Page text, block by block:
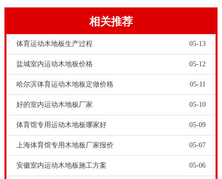
艺，多方位的服务项目，使**品牌体育竞赛木地板在冲
击性消化率、规范竖直形变、相对性竖直形变、翻转荷
载、球的反跳率和滚动摩擦指数六大性能参数层面都做
到很**。
相关推荐
体育运动木地板生产过程 05-13
盐城室内运动木地板价格 05-12
哈尔滨体育运动木地板定做价格 05-11
好的室内运动木地板厂家 05-10
体育馆专用运动木地板哪家好 05-09
上海体育馆专用木地板厂家报价 05-07
安徽室内运动木地板施工方案 05-06